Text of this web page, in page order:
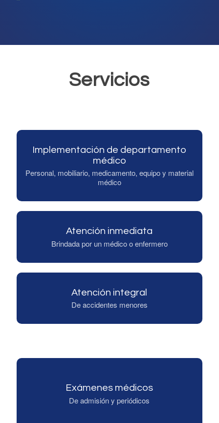
Servicios
Implementación de departamento
médico
Personal, mobiliario, medicamento, equipo y material
médico
Atención inmediata
Brindada por un médico o enfermero
Atención integral
De accidentes menores
Exámenes médicos
De admisión y periódicos